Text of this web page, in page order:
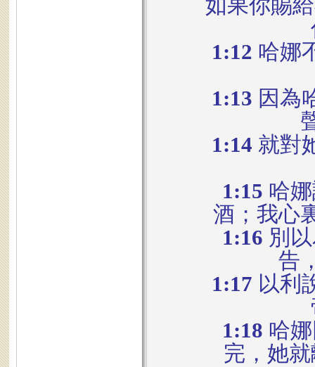
如果你賜
1:12 哈娜
1:13 因為
1:14 就對
1:15 哈
酒；我心
1:16 別
告
1:17 以利
1:18 哈
完，她